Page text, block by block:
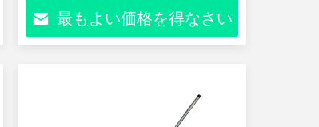
最もよい価格を得なさい